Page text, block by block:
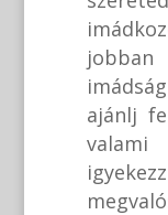
ajánlj